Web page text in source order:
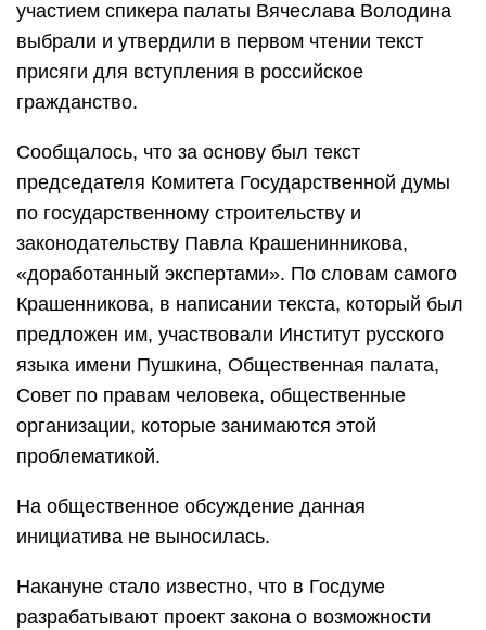
участием спикера палаты Вячеслава Володина
выбрали и утвердили в первом чтении текст
присяги для вступления в российское
гражданство.
Сообщалось, что за основу был текст
председателя Комитета Государственной думы
по государственному строительству и
законодательству Павла Крашенинникова,
«доработанный экспертами». По словам самого
Крашенникова, в написании текста, который был
предложен им, участвовали Институт русского
языка имени Пушкина, Общественная палата,
Совет по правам человека, общественные
организации, которые занимаются этой
проблематикой.
На общественное обсуждение данная
инициатива не выносилась.
Накануне стало известно, что в Госдуме
разрабатывают проект закона о возможности